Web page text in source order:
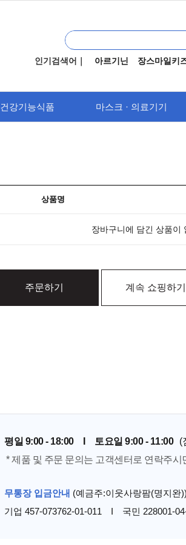
인기검색어｜ 아르기닌 장스마일키
건강기능식품 마스크 · 의료기기
상품명
장바구니에 담긴 상품이
주문하기 계속 쇼핑하기
평일 9:00 - 18:00 I 토요일 9:00 - 11:00
(
* 제품 및 주문 문의는 고객센터로 연락주
무통장 입금안내 (예금주:이웃사랑팜(명지완))
기업 457-073762-01-011 I 국민 228001-